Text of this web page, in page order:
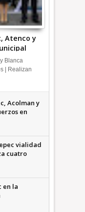
Atenco y
Blanca
| Realizan
Acolman y
en
vialidad
cuatro
en la
de